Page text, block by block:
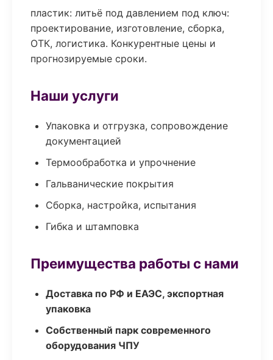
пластик: литьё под давлением под ключ:
проектирование, изготовление, сборка,
ОТК, логистика. Конкурентные цены и
прогнозируемые сроки.
Наши услуги
Упаковка и отгрузка, сопровождение
документацией
Термообработка и упрочнение
Гальванические покрытия
Сборка, настройка, испытания
Гибка и штамповка
Преимущества работы с нами
Доставка по РФ и ЕАЭС, экспортная
упаковка
Собственный парк современного
оборудования ЧПУ